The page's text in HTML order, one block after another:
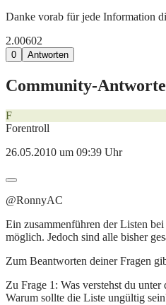
Danke vorab für jede Information
2.00602
0 Antworten
Community-
F
Forentroll
26.05.2010 um 09:39 Uhr
@RonnyAC
Ein zusammenführen der Listen
möglich. Jedoch sind alle bisher
Zum Beantworten deiner Fragen
Zu Frage 1: Was verstehst du
Warum sollte die Liste ungültig